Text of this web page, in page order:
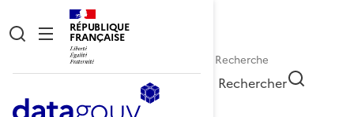
RÉPUBLIQUE
FRANÇAISE
Rechercher